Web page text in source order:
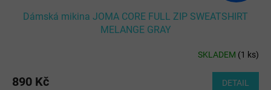
Dámská mikina JOMA CORE FULL ZIP SWEATSHIRT
MELANGE GRAY
SKLADEM (1 ks)
890 Kč DETAIL